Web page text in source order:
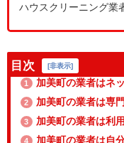
ハウスクリーニング業
目次 [非表示]
1 加美町の業者はネ
2 加美町の業者は専
3 加美町の業者は利
4 加美町の業者は自